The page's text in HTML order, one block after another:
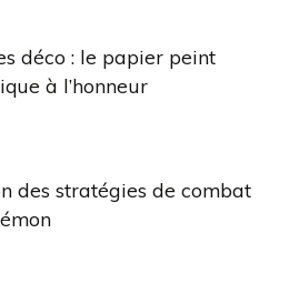
déco : le papier peint
à l’honneur
des stratégies de combat